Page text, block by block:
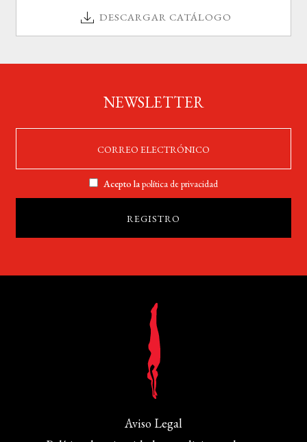
DESCARGAR CATÁLOGO
NEWSLETTER
Acepto lapolítica de privacidad
Aviso Legal